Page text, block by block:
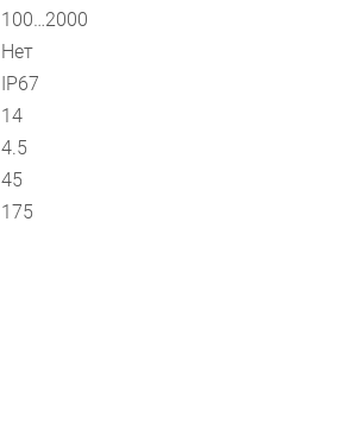
100…2000
Нет
IP67
14
4.5
45
175